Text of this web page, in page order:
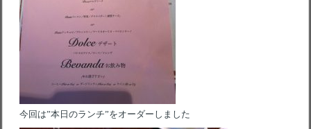
今回は”本日のランチ”をオーダーしました